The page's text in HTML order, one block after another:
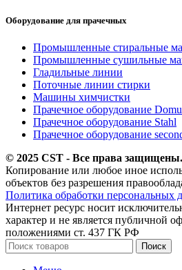
Оборудование для прачечных
Промышленные стиральные
Промышленные сушильные
Гладильные линии
Поточные линии стирки
Машины химчистки
Прачечное оборудование
Прачечное оборудование Stahl
Прачечное оборудование
© 2025 CST - Все права защищены.
Копирование или любое иное
объектов без разрешения
Политика обработки персональных
Интернет ресурс носит
характер и не является публичной
положениями ст. 437 ГК РФ
Поиск